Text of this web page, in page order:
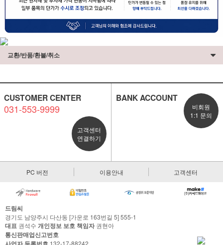
교환/반품/환불/취소
CUSTOMER CENTER
031-553-9999
고객센터
연결하기
BANK ACCOUNT
비회원
1:1 문의
PC 버전 이용안내 고객센터
드림씨
경기도 남양주시 다산동 [가운로 163번길 5] 555-1
대표 권석수 개인정보 보호 책임자권현아
통신판매업신고번호